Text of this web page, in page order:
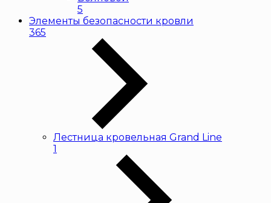
5
Элементы безопасности кровли
365
Лестница кровельная Grand Line
1